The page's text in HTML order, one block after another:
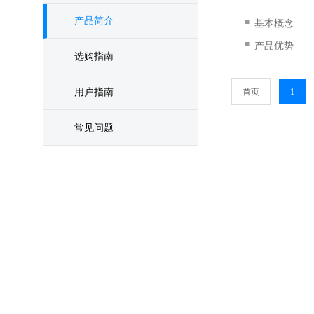
产品简介
选购指南
用户指南
常见问题
■ 基本概念
■ 产品优势
首页 1